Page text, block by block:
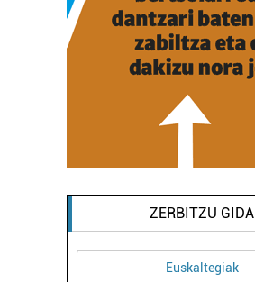
ZERBITZU GIDA
Euskaltegiak